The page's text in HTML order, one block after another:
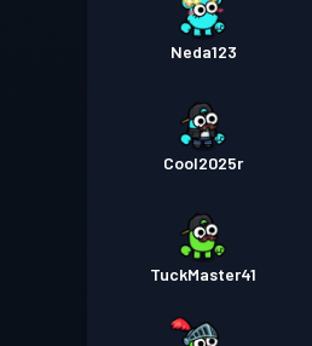
Neda123
Cool2025r
TuckMaster41